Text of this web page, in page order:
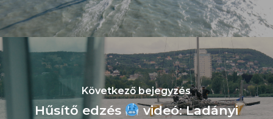
Következő bejegyzés
Hűsítő edzés
videó: Ladányi